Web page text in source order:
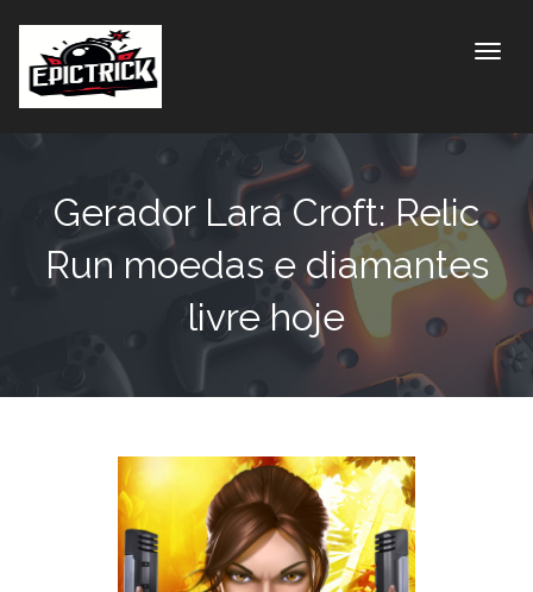
Gerador Lara Croft: Relic
Run moedas e diamantes
livre hoje